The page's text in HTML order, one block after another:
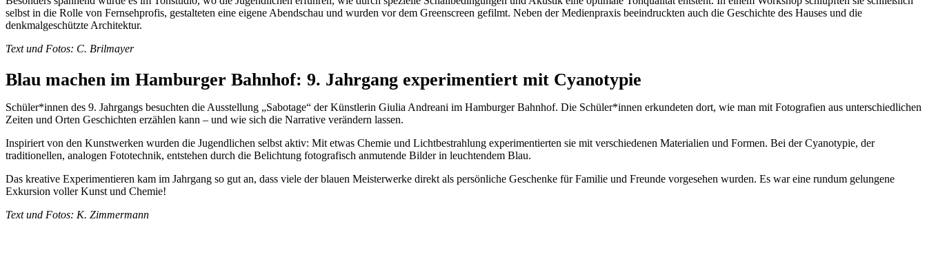
selbst in die Rolle von Fernsehprofis, gestalteten eine eigene Abendschau und wurden vor dem Greenscreen gefilmt. Neben der Medienpraxis beeindruckten auch die Geschichte des Hauses und die
denkmalgeschützte Architektur.
Text und Fotos: C. Brilmayer
Blau machen im Hamburger Bahnhof: 9. Jahrgang experimentiert mit Cyanotypie
Schüler*innen des 9. Jahrgangs besuchten die Ausstellung „Sabotage“ der Künstlerin Giulia Andreani im Hamburger Bahnhof. Die Schüler*innen erkundeten dort, wie man mit Fotografien aus unterschiedlichen
Zeiten und Orten Geschichten erzählen kann – und wie sich die Narrative verändern lassen.
Inspiriert von den Kunstwerken wurden die Jugendlichen selbst aktiv: Mit etwas Chemie und Lichtbestrahlung experimentierten sie mit verschiedenen Materialien und Formen. Bei der Cyanotypie, der
traditionellen, analogen Fototechnik, entstehen durch die Belichtung fotografisch anmutende Bilder in leuchtendem Blau.
Das kreative Experimentieren kam im Jahrgang so gut an, dass viele der blauen Meisterwerke direkt als persönliche Geschenke für Familie und Freunde vorgesehen wurden. Es war eine rundum gelungene
Exkursion voller Kunst und Chemie!
Text und Fotos: K. Zimmermann